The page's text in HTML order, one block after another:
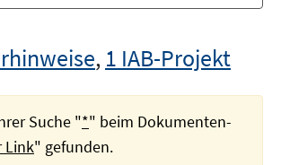
, 1 IAB-Projekt
Suche "*" beim Dokumenten-
Link" gefunden.